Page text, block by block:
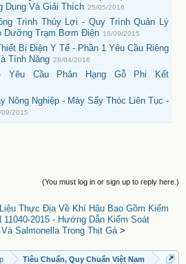
Dụng Và Giải Thích 25/05/2016
Trình Thủy Lợi - Quy Trình Quản Lý
Dưỡng Trạm Bơm Điện 16/09/2015
Bị Điện Y Tế - Phần 1 Yêu Cầu Riêng
Tính Năng 28/04/2016
- Yêu Cầu Phân Hạng Gỗ Phi Kết
Nông Nghiệp - Máy Sấy Thóc Liên Tục -
09/2015
(You must log in or sign up to reply here.)
Thực Địa Về Khí Hậu Bao Gồm Kiểm
11040-2015 - Hướng Dẫn Kiểm Soát
Salmonella Trong Thịt Gà>
Tiêu Chuẩn, Quy Chuẩn Việt Nam